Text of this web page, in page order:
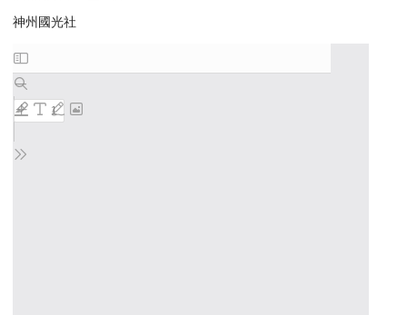
神州國光社